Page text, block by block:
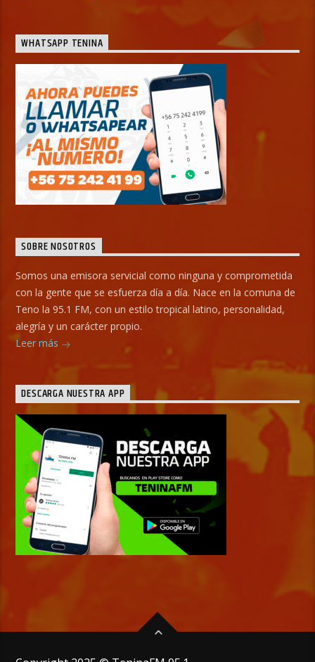
WHATSAPP TENINA
SOBRE NOSOTROS
Somos una emisora servicial como ninguna y comprometida
con la gente que se esfuerza día a día. Nace en la comuna de
Teno la 95.1 FM, con un estilo tropical latino, personalidad,
alegría y un carácter propio.
Leer más
DESCARGA NUESTRA APP